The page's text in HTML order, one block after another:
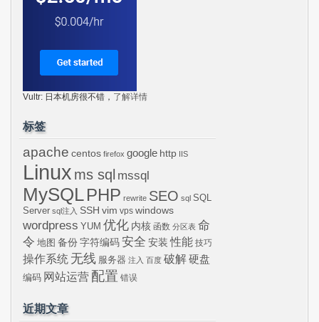
Vultr: 日本机房很不错， 了解详情
标签
apache centos firefox google http IIS
Linux ms sql mssql
MySQLPHP rewrite SEO sql SQL
Server sql注入 SSH vim vps windows
wordpress YUM 优化 内核 函数 分区表 命
令 地图 备份 字符编码 安全 安装 性能 技巧
操作系统 无线 服务器 注入 百度 破解硬盘
编码 网站运营 配置 错误
近期文章